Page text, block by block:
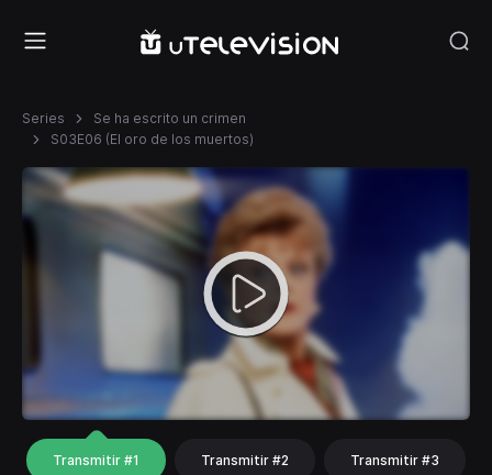
Series
Se ha escrito un crimen
S03E06 (El oro de los muertos)
Transmitir #1 Transmitir #2 Transmitir #3